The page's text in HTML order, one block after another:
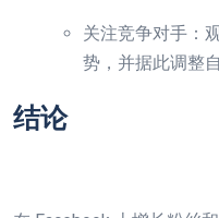
关注竞争对手：
势，并据此调整
结论